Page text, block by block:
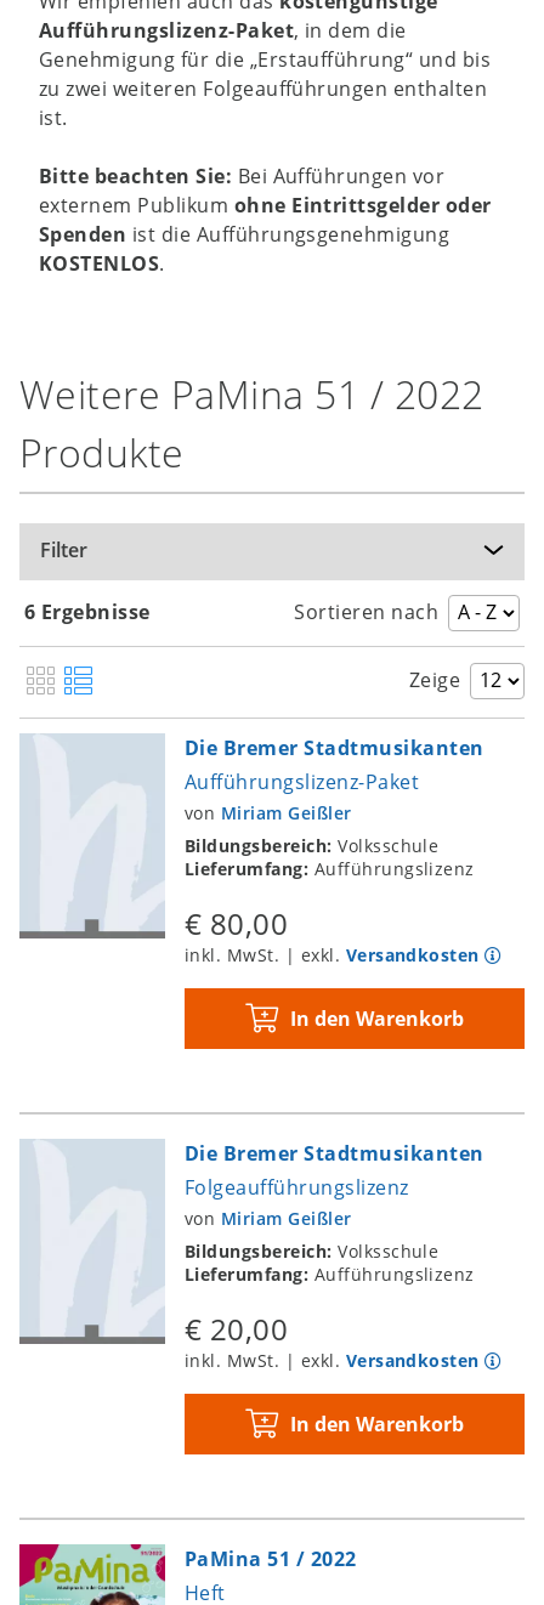
Aufführungslizenz-Paket, in dem die
Genehmigung für die „Erstaufführung“ und bis
zu zwei weiteren Folgeaufführungen enthalten
ist.
Bitte beachten Sie: Bei Aufführungen vor
externem Publikum ohne Eintrittsgelder oder
Spenden ist die Aufführungsgenehmigung
KOSTENLOS.
Weitere PaMina 51 / 2022
Produkte
Filter
6 Ergebnisse Sortieren nach
Zeige
Die Bremer Stadtmusikanten
Aufführungslizenz-Paket
von Miriam Geißler
Bildungsbereich:Volksschule
Lieferumfang: Aufführungslizenz
€ 80,00
inkl. MwSt. | exkl. Versandkosten
In den Warenkorb
Die Bremer Stadtmusikanten
Folgeaufführungslizenz
von Miriam Geißler
Bildungsbereich:Volksschule
Lieferumfang: Aufführungslizenz
€ 20,00
inkl. MwSt. | exkl. Versandkosten
In den Warenkorb
PaMina 51 / 2022
Heft